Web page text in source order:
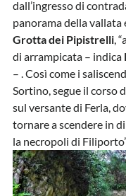
dall’ingresso di
panorama della vallata
Grotta dei Pipistrelli,
di arrampicata – indica
– . Così come i
Sortino, segue il corso
sul versante di Ferla,
tornare a scendere in
la necropoli di